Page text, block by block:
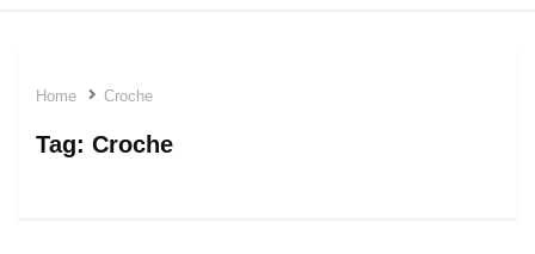
Home Croche
Tag: Croche